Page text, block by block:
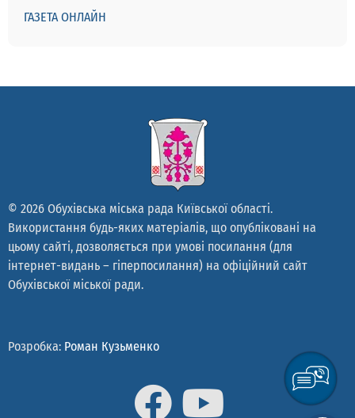
ГАЗЕТА ОНЛАЙН
© 2026 Обухівська міська рада Київської області.
Використання будь-яких матеріалів, що опубліковані на
цьому сайті, дозволяється при умові посилання (для
інтернет-видань – гіперпосилання) на офіційний сайт
Обухівської міської ради.
Розробка: Роман Кузьменко